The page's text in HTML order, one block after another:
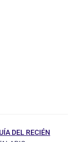
DEL RECIÉN